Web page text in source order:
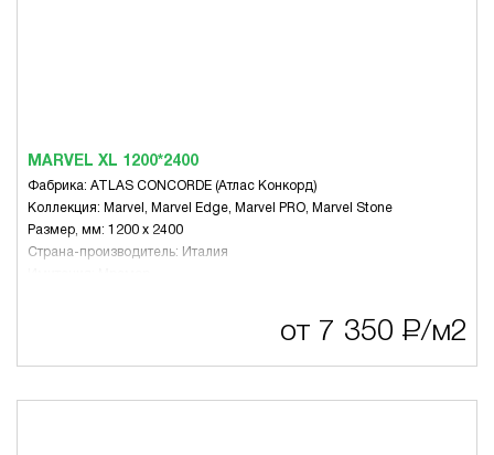
MARVEL XL 1200*2400
Фабрика: ATLAS CONCORDE (Атлас Конкорд)
Коллекция: Marvel, Marvel Edge, Marvel PRO, Marvel Stone
Размер, мм: 1200 x 2400
Страна-производитель: Италия
Цвет: Белый, Коричневая гамма, Серая гаммаот 7 350 Р/м2